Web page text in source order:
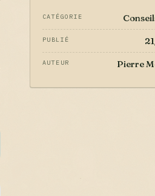
CATÉGORIE
PUBLIÉ
AUTEUR Pierre